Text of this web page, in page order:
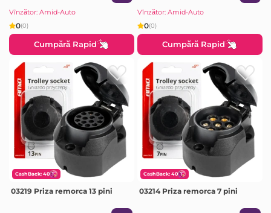
Vînzător: Amid-Auto
0(0)
Cumpără Rapid
Vînzător: Amid-Auto
0(0)
Cumpără Rapid
CashBack: 40
03219 Priza remorca 13 pini
CashBack: 40
03214 Priza remorca 7 pini